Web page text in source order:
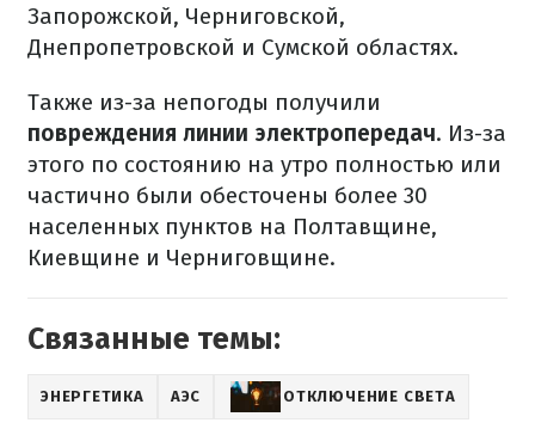
Запорожской, Черниговской,
Днепропетровской и Сумской областях.
Также из-за непогоды получили
повреждения линии электропередач. Из-за
этого по состоянию на утро полностью или
частично были обесточены более 30
населенных пунктов на Полтавщине,
Киевщине и Черниговщине.
Связанные темы:
ЭНЕРГЕТИКА АЭС ОТКЛЮЧЕНИЕ СВЕТА